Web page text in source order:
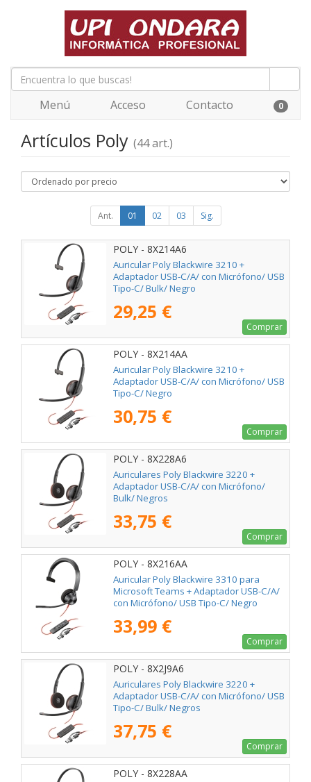
Menú Acceso Contacto 0
Artículos Poly (44 art.)
Ant. 01 02 03 Sig.
POLY - 8X214A6
Auricular Poly Blackwire 3210 +
Adaptador USB-C/A/ con Micrófono/ USB
Tipo-C/ Bulk/ Negro
29,25 €
Comprar
POLY - 8X214AA
Auricular Poly Blackwire 3210 +
Adaptador USB-C/A/ con Micrófono/ USB
Tipo-C/ Negro
30,75 €
Comprar
POLY - 8X228A6
Auriculares Poly Blackwire 3220 +
Adaptador USB-C/A/ con Micrófono/
Bulk/ Negros
33,75 €
Comprar
POLY - 8X216AA
Auricular Poly Blackwire 3310 para
Microsoft Teams + Adaptador USB-C/A/
con Micrófono/ USB Tipo-C/ Negro
33,99 €
Comprar
POLY - 8X2J9A6
Auriculares Poly Blackwire 3220 +
Adaptador USB-C/A/ con Micrófono/ USB
Tipo-C/ Bulk/ Negros
37,75 €
Comprar
POLY - 8X228AA